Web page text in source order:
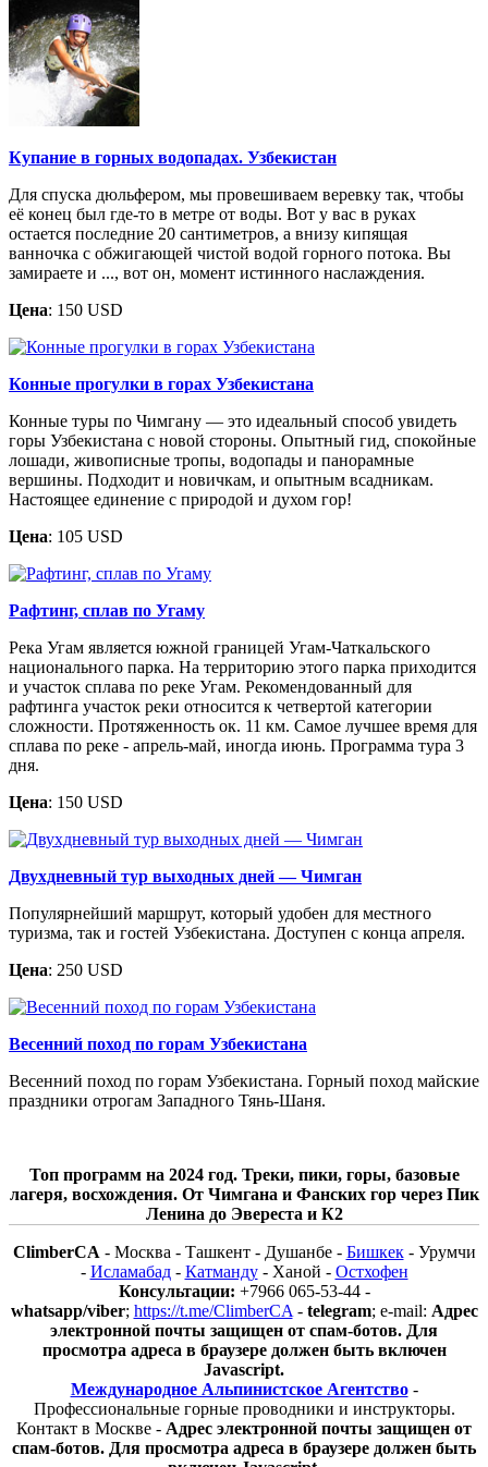
Купание в горных водопадах. Узбекистан
Для спуска дюльфером, мы провешиваем веревку так, чтобы
её конец был где-то в метре от воды. Вот у вас в руках
остается последние 20 сантиметров, а внизу кипящая
ванночка с обжигающей чистой водой горного потока. Вы
замираете и ..., вот он, момент истинного наслаждения.
Цена: 150 USD
Конные прогулки в горах Узбекистана
Конные туры по Чимгану — это идеальный способ увидеть
горы Узбекистана с новой стороны. Опытный гид, спокойные
лошади, живописные тропы, водопады и панорамные
вершины. Подходит и новичкам, и опытным всадникам.
Настоящее единение с природой и духом гор!
Цена: 105 USD
Рафтинг, сплав по Угаму
Река Угам является южной границей Угам-Чаткальского
национального парка. На территорию этого парка приходится
и участок сплава по реке Угам. Рекомендованный для
рафтинга участок реки относится к четвертой категории
сложности. Протяженность ок. 11 км. Самое лучшее время для
сплава по реке - апрель-май, иногда июнь. Программа тура 3
дня.
Цена: 150 USD
Двухдневный тур выходных дней — Чимган
Популярнейший маршрут, который удобен для местного
туризма, так и гостей Узбекистана. Доступен с конца апреля.
Цена: 250 USD
Весенний поход по горам Узбекистана
Весенний поход по горам Узбекистана. Горный поход майские
праздники отрогам Западного Тянь-Шаня.
Топ программ на 2024 год. Треки, пики, горы, базовые
лагеря, восхождения. От Чимгана и Фанских гор через Пик
Ленина до Эвереста и К2
ClimberCA - Москва - Ташкент - Душанбе - Бишкек- Урумчи
- Исламабад- Катманду- Ханой - Остхофен
Консультации: +7966 065-53-44 -
whatsapp/viber; https://t.me/ClimberCA - telegram; e-mail: Адрес
электронной почты защищен от спам-ботов. Для
просмотра адреса в браузере должен быть включен
Javascript.
Международное Альпинистское Агентство-
Профессиональные горные проводники и инструкторы.
Контакт в Москве - Адрес электронной почты защищен от
спам-ботов. Для просмотра адреса в браузере должен быть